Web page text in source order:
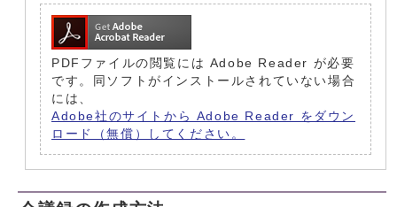
PDFファイルの閲覧には Adobe Reader が必要
です。同ソフトがインストールされていない場合
には、
Adobe社のサイトから Adobe Reader をダウン
ロード（無償）してください。